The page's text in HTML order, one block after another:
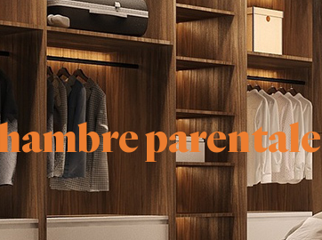
parentale